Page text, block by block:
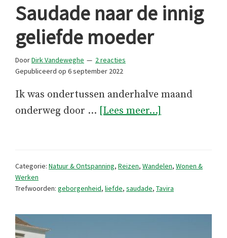
Saudade naar de innig
geliefde moeder
DoorDirk Vandeweghe
2 reacties
Gepubliceerd op 6 september 2022
Ik was ondertussen anderhalve maand
onderweg door … [Lees meer...]
moeder
Categorie: Natuur & Ontspanning, Reizen, Wandelen, Wonen &
Werken
Trefwoorden: geborgenheid, liefde, saudade, Tavira